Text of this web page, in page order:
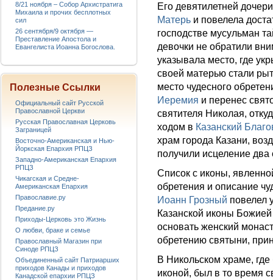
Его девятилетней
Матерь и повелела
господстве мусульман
девочки не обратили
указывала место, где
своей матерью стали
место чудесного
Иеремия и перенес
святителя Николая,
ходом в Казанский
храм города Казани,
получили исцеление
Список с иконы,
обретения и описание
Иоанн Грозный повелел
Казанской иконы
основать женский
обретению святыни,
В Никольском храме,
иконой, был в то время
8/21 ноября – Собор Архистратига
Михаила и прочих бесплотных
сил
26 сентября/9 октября —
Преставление Апостола и
Евангелиста Иоанна Богослова.
Полезные Ссылки
Официальный сайт Русской
Православной Церкви
Русская Православная Церковь
Заграницей
Восточно-Американская и Нью-
Йоркская Епархия РПЦЗ
Западно-Американская Епархия
РПЦЗ
Чикагская и Средне-
Американская Епархия
Православие.ру
Предание.ру
Приходы-Церковь это Жизнь
О любви, браке и семье
Православный Магазин при
Синоде РПЦЗ
Объединенный сайт Патриарших
приходов Канады и приходов
Канадской епархии РПЦЗ